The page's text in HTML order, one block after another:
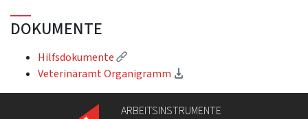
DOKUMENTE
Hilfsdokumente
(Externer Link)
Veterinäramt Organigramm
ARBEITSINSTRUMENTE